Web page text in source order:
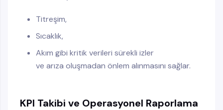
Titreşim,
Sıcaklık,
Akım gibi kritik verileri sürekli izler
ve arıza oluşmadan önlem alınmasını sağlar.
KPI Takibi ve Operasyonel Raporlama